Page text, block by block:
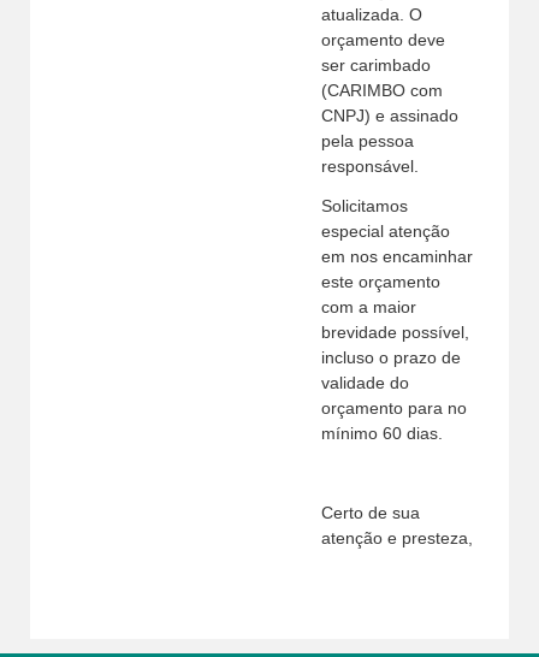
atualizada. O
orçamento deve
ser carimbado
(CARIMBO com
CNPJ) e assinado
pela pessoa
responsável.
Solicitamos
especial atenção
em nos encaminhar
este orçamento
com a maior
brevidade possível,
incluso o prazo de
validade do
orçamento para no
mínimo 60 dias.
Certo de sua
atenção e presteza,